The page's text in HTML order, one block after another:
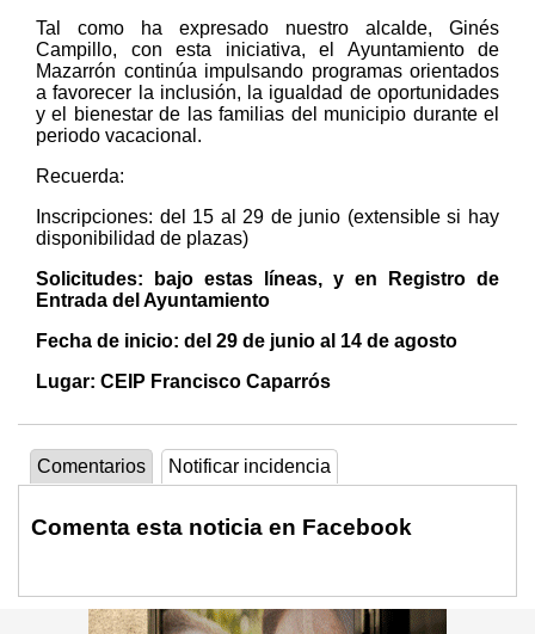
Tal como ha expresado nuestro alcalde, Ginés
Campillo, con esta iniciativa, el Ayuntamiento de
Mazarrón continúa impulsando programas orientados
a favorecer la inclusión, la igualdad de oportunidades
y el bienestar de las familias del municipio durante el
periodo vacacional.
Recuerda:
Inscripciones: del 15 al 29 de junio (extensible si hay
disponibilidad de plazas)
Solicitudes: bajo estas líneas, y en Registro de
Entrada del Ayuntamiento
Fecha de inicio: del 29 de junio al 14 de agosto
Lugar: CEIP Francisco Caparrós
Comentarios Notificar incidencia
Comenta esta noticia en Facebook